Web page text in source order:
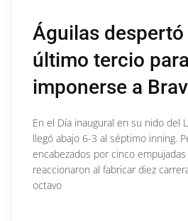
Águilas despertó
último tercio para
imponerse a
En el Día inaugural en su nido del
llegó abajo 6-3 al séptimo inning.
encabezados por cinco
reaccionaron al fabricar diez
octavo